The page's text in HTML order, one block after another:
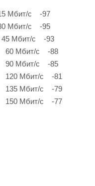
Мбит/c -97
Мбит/c -95
Мбит/c -93
Мбит/c -88
Мбит/c -85
Мбит/c -81
Мбит/c -79
Мбит/c -77